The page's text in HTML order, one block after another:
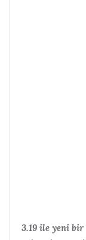
3.19 ile yeni